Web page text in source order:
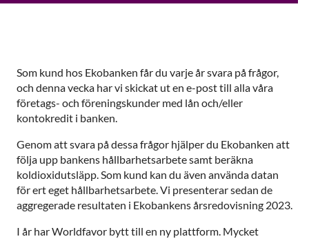
Som kund hos Ekobanken får du varje år svara på frågor,
och denna vecka har vi skickat ut en e-post till alla våra
företags- och föreningskunder med lån och/eller
kontokredit i banken.
Genom att svara på dessa frågor hjälper du Ekobanken att
följa upp bankens hållbarhetsarbete samt beräkna
koldioxidutsläpp. Som kund kan du även använda datan
för ert eget hållbarhetsarbete. Vi presenterar sedan de
aggregerade resultaten i Ekobankens årsredovisning 2023.
I år har Worldfavor bytt till en ny plattform. Mycket